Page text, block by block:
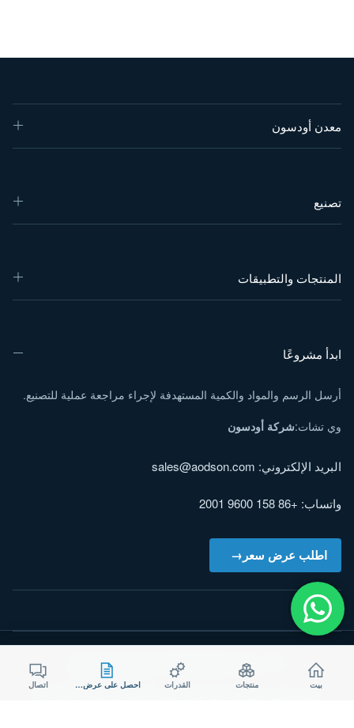
معدن أودسون
تصنيع
المنتجات والتطبيقات
ابدأ مشروعًا
أرسل الرسم والمواد والكمية المستهدفة لإجراء مراجعة عملية للتصنيع.
وي تشات:شركة أودسون
البريد الإلكتروني: sales@aodson.com
واتساب: +86 158 9600 2001
اطلب عرض سعر
بيت منتجات القدرات احصل على عرض سعر اتصال